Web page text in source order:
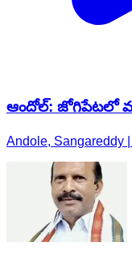
ఆందోల్: జోగిపేటలో
Andole, Sangareddy